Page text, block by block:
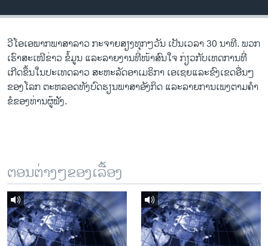
ວີດີໂອ
ລາຍການກະຈາຍສຽງ
ລາຍງານ
ຕິດຕາມພວກເຮົາ ທີ່
ວີ​ໂອ​ເອພາກ​ພາສາ​ລາວ​ ກະຈາຍສຽງ​ທຸກໆ​ວັນ ​ເປັນ​ເວລາ 30 ນາທີ. ພວກ​
ເຮົາ​ສະ​ເໜີຂ່າວ ຂໍ້​ມູນ ​ແລະ​ລາຍ​ງານ​ທີ່​ໜ້າ​ສົນ​ໃຈ ກ່ຽວກັບ​​ເຫດການ​​ທີ່​
ເກີດ​ຂຶ້ນ​ໃນ​ປະ​ເທດ​ລາວ ສະຫະລັດ​ອ​າ​ເມ​ຣິ​ກາ ​ເອ​ເຊຍ​ແລະ​ຂົງເຂດ​ອື່ນໆ​
ຂອງ​ໂລກ ຕະຫລອດ​ທັງ​ບົດຮຽນ​ພາສາ​ອັງກິດ ​ແລະ​ລາຍການ​ເພງ​ຕາມ​ຄຳ​
ຂໍ​ຂອງ​ທ່ານ​ຜູ້​ຟັງ.
ຕອນຕ່າງໆຂອງເລື້ອງ